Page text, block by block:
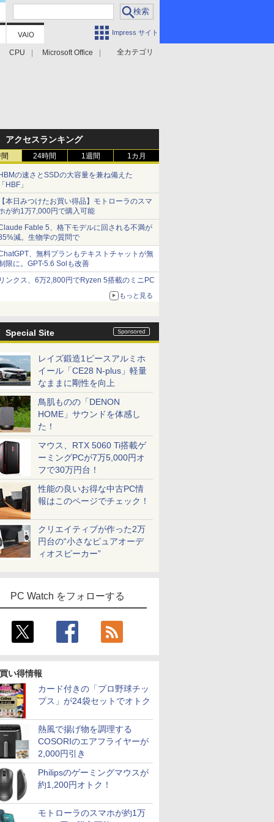
Impress サイト
全カテゴリ
CPU Microsoft Office
アクセスランキング
24時間 1週間 1カ月
の速さとSSDの大容量を兼ね備えた
HBF」
本日みつけたお買い得品】モトローラのスマ
が約1万7,000円で購入可能
Fable 5、格下モデルに回される不満が
減。生物学の質問で
、無料プランもテキストチャットが無
限に。GPT-5.6 Solも改善
ンクス、6万2,800円でRyzen 5搭載のミニPC
もっと見る
Special Site
レイズ鍛造1ピースアルミホ
イール「CE28 N-plus」軽量
なままに剛性を向上
鳥肌ものの「DENON
HOME」サウンドを体感し
た！
マウス、RTX 5060 Ti搭載ゲ
ーミングPCが7万5,000円オ
フで30万円台！
性能の良いお得な中古PC情
報はこのページでチェック！
クリエイティブが作った2万
円台の“小さなピュアオーデ
ィオスピーカー”
PC Watch をフォローする
い得情報
カード付きの「プロ野球チッ
プス」が24袋セットでオトク
熱風で揚げ物を調理する
COSORIのエアフライヤーが
2,000円引き
Philipsのゲーミングマウスが
約1,200円オトク！
モトローラのスマホが約1万